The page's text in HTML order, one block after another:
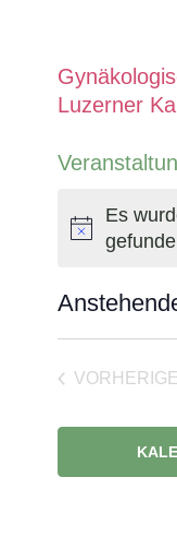
Luzerner
Hinweis
Es
VORHERIGE